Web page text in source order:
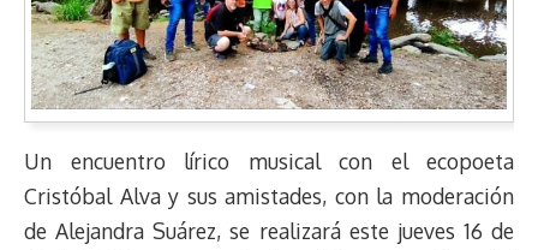
Un encuentro lírico musical con el ecopoeta
Cristóbal Alva y sus amistades, con la moderación
de Alejandra Suárez, se realizará este jueves 16 de